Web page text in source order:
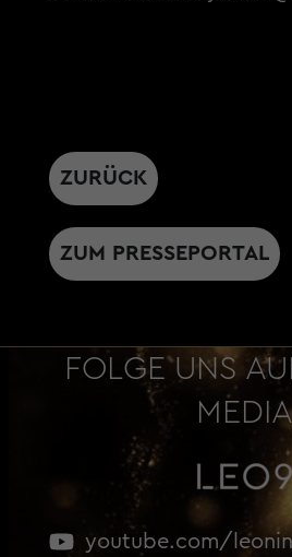
ZURÜCK
ZUM PRESSEPORTAL
FOLGE UNS
MEDIA
youtube.com/